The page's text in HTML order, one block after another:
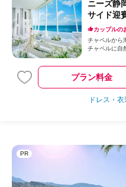
ニーズ静
サイド迎
カップルの
チャペルから
チャペルに自
プラン料金
ドレス・
PR